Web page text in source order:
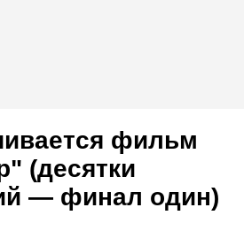
фильм
(десятки
— финал один)